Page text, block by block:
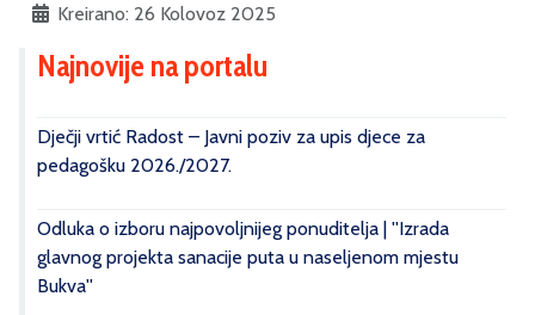
Kreirano: 26 Kolovoz 2025
Najnovije na portalu
Dječji vrtić Radost – Javni poziv za upis djece za
pedagošku 2026./2027.
Odluka o izboru najpovoljnijeg ponuditelja | ''Izrada
glavnog projekta sanacije puta u naseljenom mjestu
Bukva''